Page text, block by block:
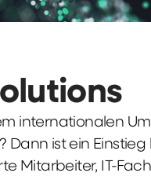
internationalen
ist ein Einstieg
Mitarbeiter, IT-